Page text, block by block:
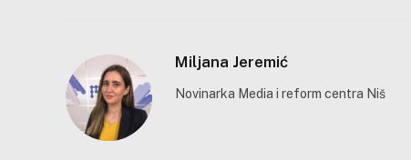
Miljana Jeremić
Novinarka Media i reform centra Niš